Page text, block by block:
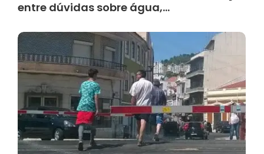
entre dúvidas sobre água,…